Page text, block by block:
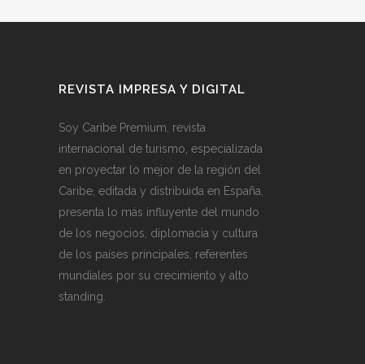
REVISTA IMPRESA Y DIGITAL
Soy Caribe Premium, revista
internacional de turismo, especializada
en proyectar lo mejor de la región del
Caribe, editada y distribuida en España,
presenta lo más influyente del mundo
de los negocios, diplomacia y cultura
de los países principales, referentes
mundiales por su crecimiento y alto
standing.